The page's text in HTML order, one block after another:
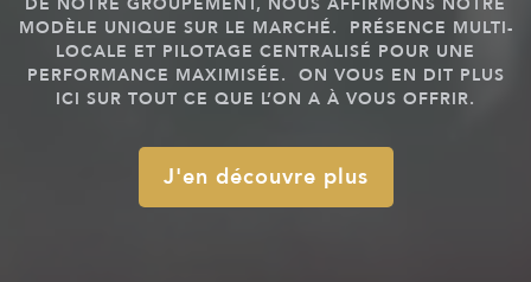
MODÈLE UNIQUE SUR LE MARCHÉ. PRÉSENCE MULTI-
LOCALE ET PILOTAGE CENTRALISÉ POUR UNE
PERFORMANCE MAXIMISÉE. ON VOUS EN DIT PLUS
ICI SUR TOUT CE QUE L’ON A À VOUS OFFRIR.
J'en découvre plus